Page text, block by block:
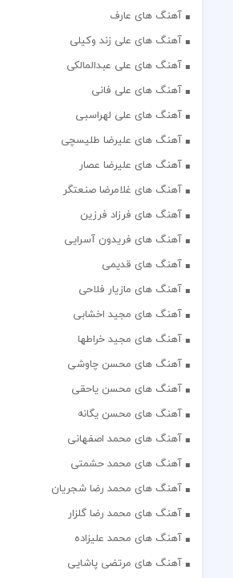
آهنگ های عارف
آهنگ های علی زند وکیلی
آهنگ های علی عبدالمالکی
آهنگ های علی فانی
آهنگ های علی لهراسبی
آهنگ های علیرضا طلیسچی
آهنگ های علیرضا عصار
آهنگ های غلامرضا صنعتگر
آهنگ های فرزاد فرزین
آهنگ های فریدون آسرایی
آهنگ های قدیمی
آهنگ های مازیار فلاحی
آهنگ های مجید اخشابی
آهنگ های مجید خراطها
آهنگ های محسن چاوشی
آهنگ های محسن یاحقی
آهنگ های محسن یگانه
آهنگ های محمد اصفهانی
آهنگ های محمد حشمتی
آهنگ های محمد رضا شجریان
آهنگ های محمد رضا گلزار
آهنگ های محمد علیزاده
آهنگ های مرتضی پاشایی